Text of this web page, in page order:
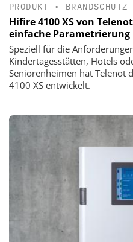
PRODUKT • BRANDSCHUTZ
Hifire 4100 XS von
einfache Parametrierung
Speziell für die
Kindertagesstätten, Hotels
Seniorenheimen hat Telenot
4100 XS entwickelt.